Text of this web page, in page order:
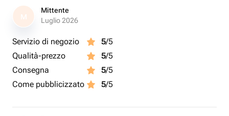
M
Mittente
Luglio 2026
Servizio di negozio 5/5
Qualità-prezzo
5/5
Consegna
5/5
Come pubblicizzato
5/5